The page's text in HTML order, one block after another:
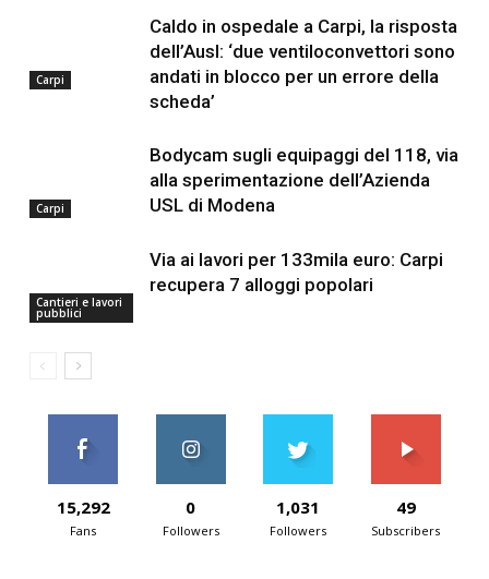
Carpi
Caldo in ospedale a Carpi, la risposta
dell’Ausl: ‘due ventiloconvettori sono
andati in blocco per un errore della
scheda’
Carpi
Bodycam sugli equipaggi del 118, via
alla sperimentazione dell’Azienda
USL di Modena
Cantieri e lavori
pubblici
Via ai lavori per 133mila euro: Carpi
recupera 7 alloggi popolari
15,292
Fans
0
Followers
1,031
Followers
49
Subscribers